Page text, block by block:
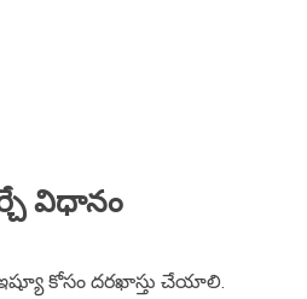
విధానం
కోసం దరఖాస్తు చేయాలి.